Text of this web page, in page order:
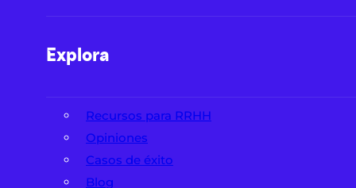
Explora
Recursos para RRHH
Opiniones
Casos de éxito
Blog